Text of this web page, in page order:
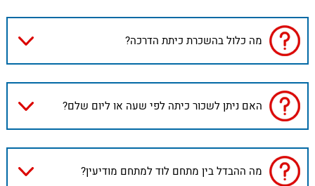
מה כלול בהשכרת כיתת הדרכה?
האם ניתן לשכור כיתה לפי שעה או ליום שלם?
מה ההבדל בין מתחם לוד למתחם מודיעין?